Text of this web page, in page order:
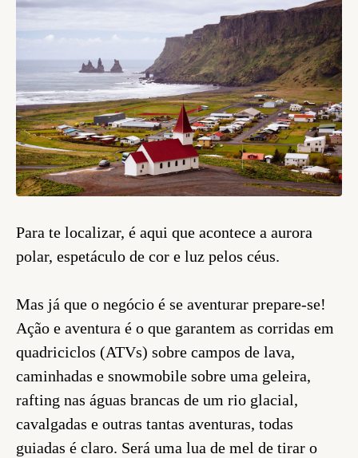
Para te localizar, é aqui que acontece a aurora
polar, espetáculo de cor e luz pelos céus.
Mas já que o negócio é se aventurar prepare-se!
Ação e aventura é o que garantem as corridas em
quadriciclos (ATVs) sobre campos de lava,
caminhadas e snowmobile sobre uma geleira,
rafting nas águas brancas de um rio glacial,
cavalgadas e outras tantas aventuras, todas
guiadas é claro. Será uma lua de mel de tirar o